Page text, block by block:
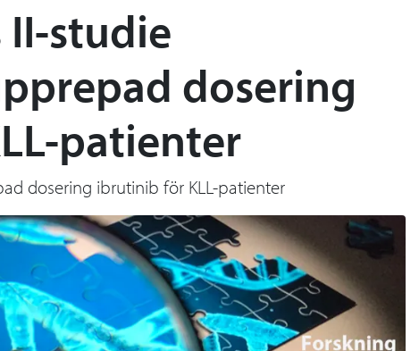
II-studie
dosering
patienter
dosering ibrutinib för KLL-patienter